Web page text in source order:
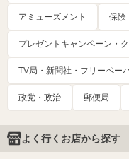
アミューズメント 保険
プレゼントキャンペーン・
TV局・新聞社・フリーペー
政党・政治 郵便局
よく行くお店から探す